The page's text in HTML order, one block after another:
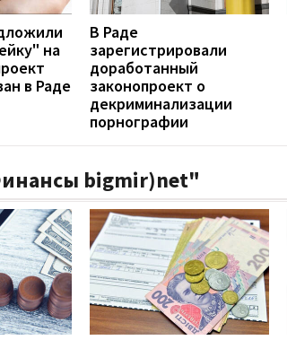
на
в Раде
В Раде
зарегистрировали
доработанный
законопроект о
декриминализации
порнографии
bigmir)net"